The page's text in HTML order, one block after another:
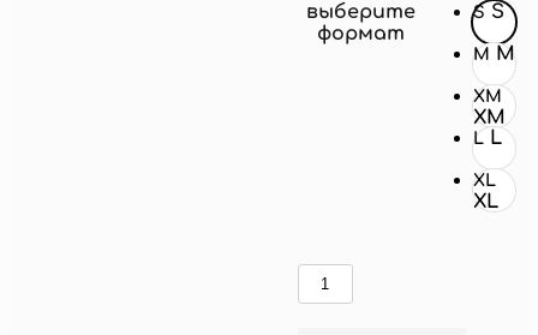
выберите
формат
S S
M M
XM
XM
L L
XL
XL
товара
зимняя
гавань